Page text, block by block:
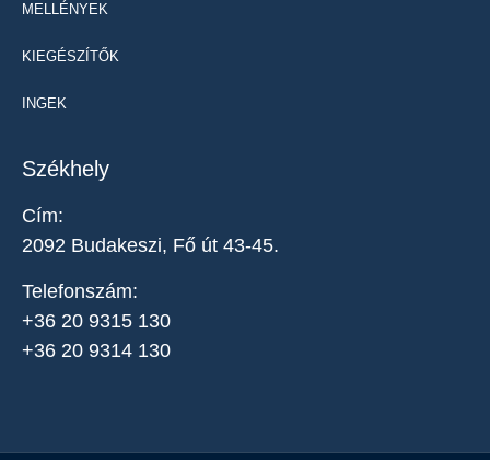
MELLÉNYEK
KIEGÉSZÍTŐK
INGEK
Székhely
Cím:
2092 Budakeszi, Fő út 43-45.
Telefonszám:
+36 20 9315 130
+36 20 9314 130